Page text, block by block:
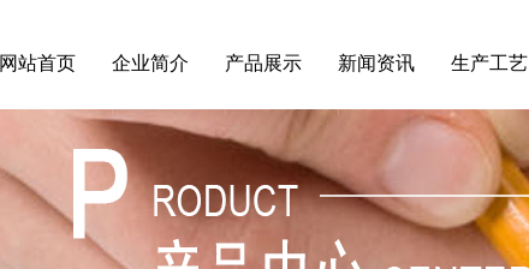
网站首页 企业简介 产品展示 新闻资讯 生产工艺